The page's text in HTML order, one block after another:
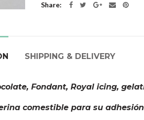
Share
SHIPPING & DELIVERY
Fondant, Royal icing,
comestible para su